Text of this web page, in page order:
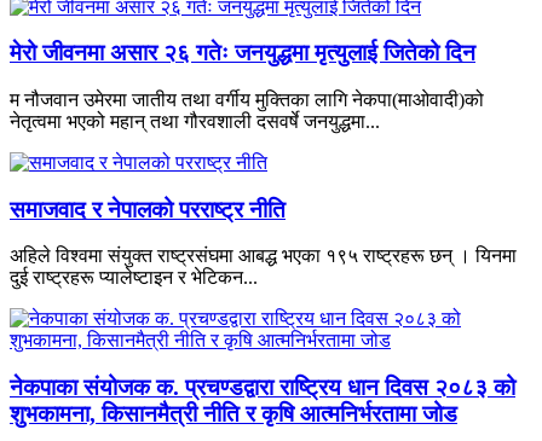
मेरो जीवनमा असार २६ गतेः जनयुद्धमा मृत्युलाई जितेको दिन
म नौजवान उमेरमा जातीय तथा वर्गीय मुक्तिका लागि नेकपा(माओवादी)को
नेतृत्वमा भएको महान् तथा गौरवशाली दसवर्षे जनयुद्धमा...
समाजवाद र नेपालको परराष्ट्र नीति
अहिले विश्वमा संयुक्त राष्ट्रसंघमा आबद्ध भएका १९५ राष्ट्रहरू छन् । यिनमा
दुई राष्ट्रहरू प्यालेष्टाइन र भेटिकन...
नेकपाका संयोजक क. प्रचण्डद्वारा राष्ट्रिय धान दिवस २०८३ को
शुभकामना, किसानमैत्री नीति र कृषि आत्मनिर्भरतामा जोड